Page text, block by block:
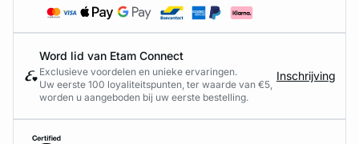
Word lid van Etam Connect
Exclusieve voordelen en unieke ervaringen.
Uw eerste 100 loyaliteitspunten, ter waarde van €5,
worden u aangeboden bij uw eerste bestelling.
Inschrijving